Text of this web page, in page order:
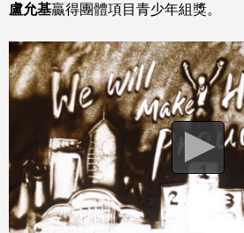
盧允基贏得團體項目青少年組獎。